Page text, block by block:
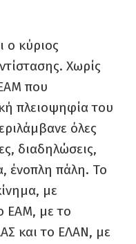
ο κύριος
Χωρίς
που
πλειοψηφία του
όλες
διαδηλώσεις,
ένοπλη πάλη. Το
με
ΕΑΜ, με το
και το ΕΛΑΝ, με